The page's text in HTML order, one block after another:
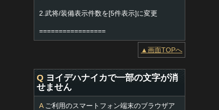
2.武将/装備表示件数を[5件表示]に変更
=================
▲画面TOPへ
Q ヨイデハナイカで一部の文字が消
せません
Aご利用のスマートフォン端末のブラウザア